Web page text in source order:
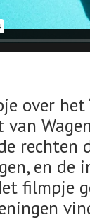
over het
van
rechten
en de
filmpje